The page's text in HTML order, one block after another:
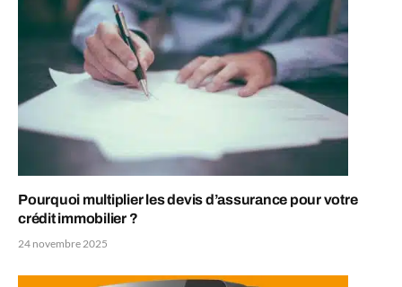
Pourquoi multiplier les devis d’assurance pour votre
crédit immobilier ?
24 novembre 2025